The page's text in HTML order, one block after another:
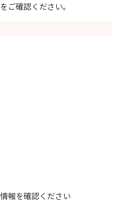
ご確認ください。
設 名月苑
月苑
報を確認ください